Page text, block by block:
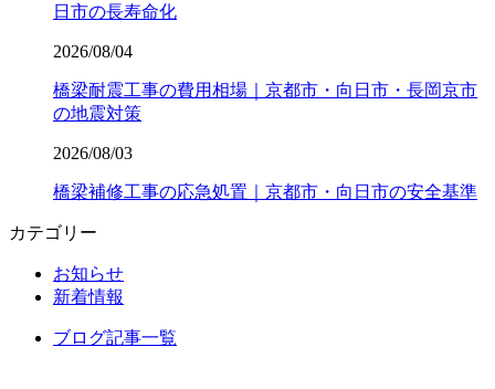
日市の長寿命化
2026/08/04
橋梁耐震工事の費用相場｜京都市・向日市・長岡京市
の地震対策
2026/08/03
橋梁補修工事の応急処置｜京都市・向日市の安全基準
カテゴリー
お知らせ
新着情報
ブログ記事一覧